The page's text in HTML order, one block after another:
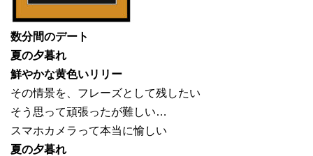
数分間のデート
夏の夕暮れ
鮮やかな黄色いリリー
その情景を、フレーズとして残したい
そう思って頑張ったが難しい…
スマホカメラって本当に愉しい
夏の夕暮れ